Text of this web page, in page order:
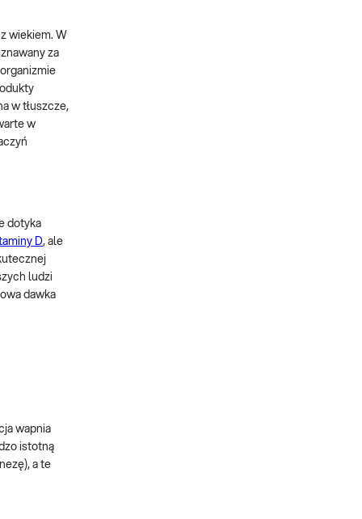
wiekiem. W
za
w tłuszcze,
w
dotyka
D, ale
ludzi
dawka
wapnia
istotną
a te